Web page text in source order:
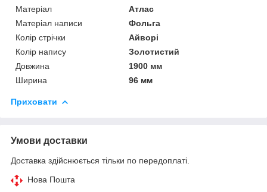
Матеріал
Атлас
Матеріал написи
Фольга
Колір стрічки
Айворі
Колір напису
Золотистий
Довжина
1900 мм
Ширина
96 мм
Приховати
Умови доставки
Доставка здійснюється тільки по передоплаті.
Нова Пошта